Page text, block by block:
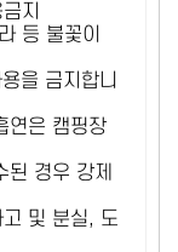
지
등 불꽃이
을 금지합니
연은 캠핑장
경우 강제
및 분실, 도